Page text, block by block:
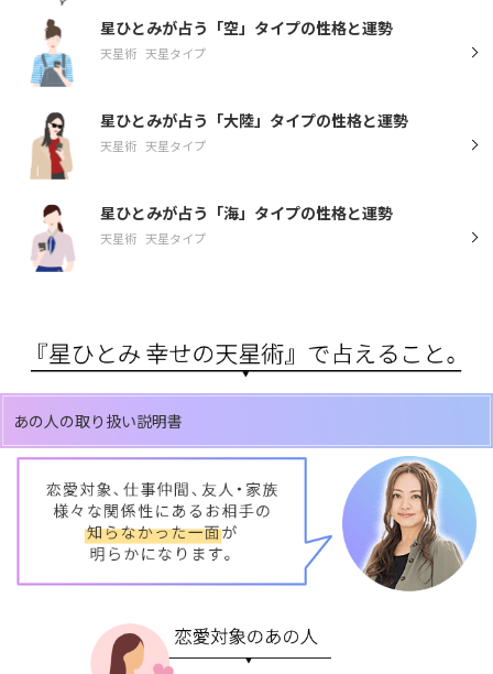
星ひとみが占う「空」タイプの性格と運勢
天星術 天星タイプ
星ひとみが占う「大陸」タイプの性格と運勢
天星術 天星タイプ
星ひとみが占う「海」タイプの性格と運勢
天星術 天星タイプ
あの人の取り扱い説明書